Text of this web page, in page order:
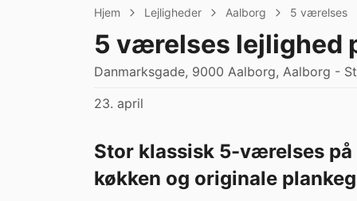
Hjem Lejligheder Aalborg 5 værelses
5 værelses lejlighed
Danmarksgade, 9000 Aalborg, Aalborg -
23. april
Stor klassisk 5-værelses på
køkken og originale